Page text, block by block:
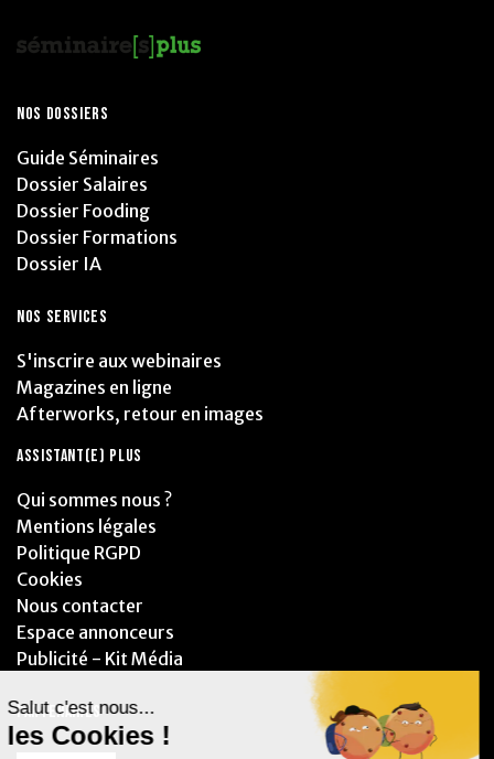
NOS DOSSIERS
Guide Séminaires
Dossier Salaires
Dossier Fooding
Dossier Formations
Dossier IA
NOS SERVICES
S'inscrire aux webinaires
Magazines en ligne
Afterworks, retour en images
ASSISTANT(E) PLUS
Qui sommes nous ?
Mentions légales
Politique RGPD
Cookies
Nous contacter
Espace annonceurs
Publicité - Kit Média
PARTENAIRES